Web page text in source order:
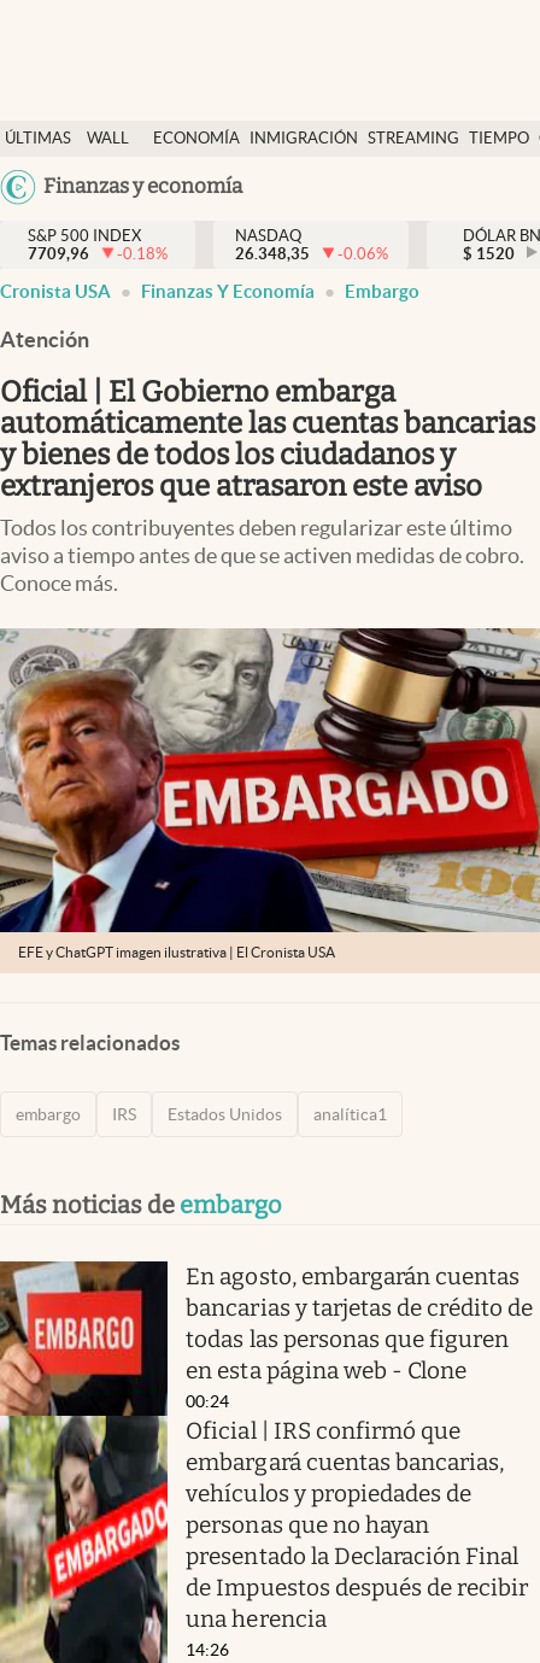
ÚLTIMAS
NOTICIAS
WALL
DÓLAR
ECONOMÍA INMIGRACIÓN STREAMING TIEMPO
México
Finanzas y economía
Finanzas y economía
Wall Street y dólar
Inmigración
Espiritual
Streaming
PC y mobile
Lifestyle
S&P 500 INDEX
7709,96
-0.18%
NASDAQ
26.348,35
-0.06%
DÓLAR
$ 1520
Cronista USA Finanzas Y Economía Embargo
Atención
Oficial | El Gobierno embarga
automáticamente las cuentas bancarias
y bienes de todos los ciudadanos y
extranjeros que atrasaron este aviso
Todos los contribuyentes deben regularizar este último
aviso a tiempo antes de que se activen medidas de cobro.
Conoce más.
EFE y ChatGPT imagen ilustrativa | El Cronista USA
Temas relacionados
embargo IRS Estados Unidos analítica1
Más noticias de embargo
En agosto, embargarán cuentas
bancarias y tarjetas de crédito de
todas las personas que figuren
en esta página web - Clone
00:24
Oficial | IRS confirmó que
embargará cuentas bancarias,
vehículos y propiedades de
personas que no hayan
presentado la Declaración Final
de Impuestos después de recibir
una herencia
14:26